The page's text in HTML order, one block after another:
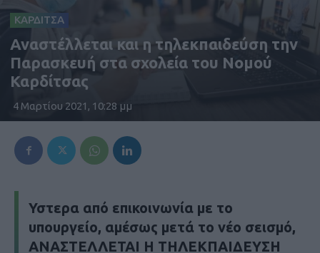
ΚΑΡΔΙΤΣΑ
Αναστέλλεται και η τηλεκπαιδεύση την
Παρασκευή στα σχολεία του Νομού
Καρδίτσας
4 Μαρτίου 2021, 10:28 μμ
Υστερα από επικοινωνία με το
υπουργείο, αμέσως μετά το νέο σεισμό,
ΑΝΑΣΤΕΛΛΕΤΑΙ Η ΤΗΛΕΚΠΑΙΔΕΥΣΗ